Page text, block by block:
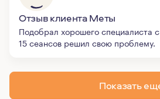
Отзыв клиента Меты
Подобрал хорошего специалиста
15 сеансов решил свою проблему.
Показать